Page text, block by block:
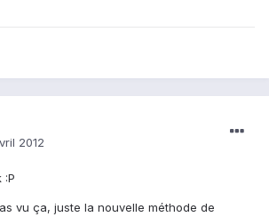
2012
:P
vu ça, juste la nouvelle méthode de